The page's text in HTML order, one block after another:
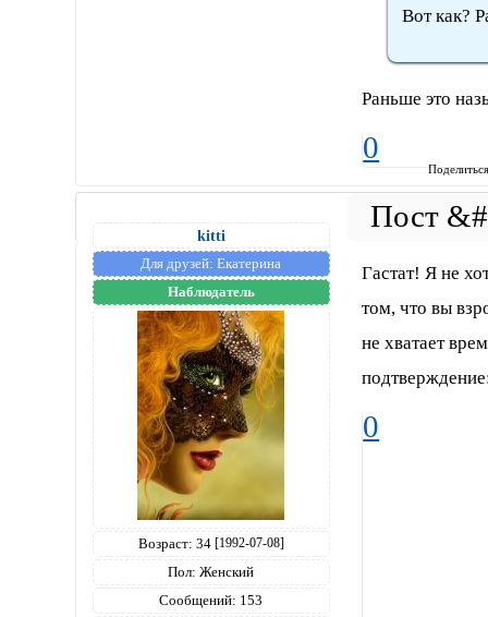
Вот как?
Раньше это
0
kitti
Для друзей: Екатерина
Наблюдатель
Возраст: 34 [1992-07-08]
Пол: Женский
Сообщений: 153
Гастат! Я не
том, что вы
не хватает
0